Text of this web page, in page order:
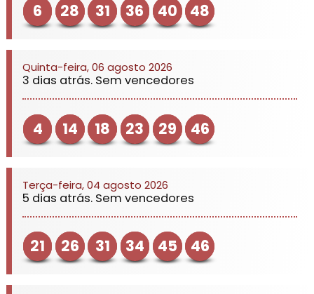
6 28 31 36 40 48
Quinta-feira, 06 agosto 2026
3 dias atrás. Sem vencedores
4 14 18 23 29 46
Terça-feira, 04 agosto 2026
5 dias atrás. Sem vencedores
21 26 31 34 45 46